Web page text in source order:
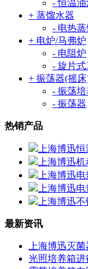
- 恒温油
+ 蒸馏水器
- 电热
+ 电炉/马弗炉
- 电阻炉
- 旋片
+ 振荡器(摇
- 振荡培
- 振荡器
热销产品
上海博迅
上海博迅
上海博迅
上海博迅
上海博迅
最新资讯
上海博迅灭
光照培养箱